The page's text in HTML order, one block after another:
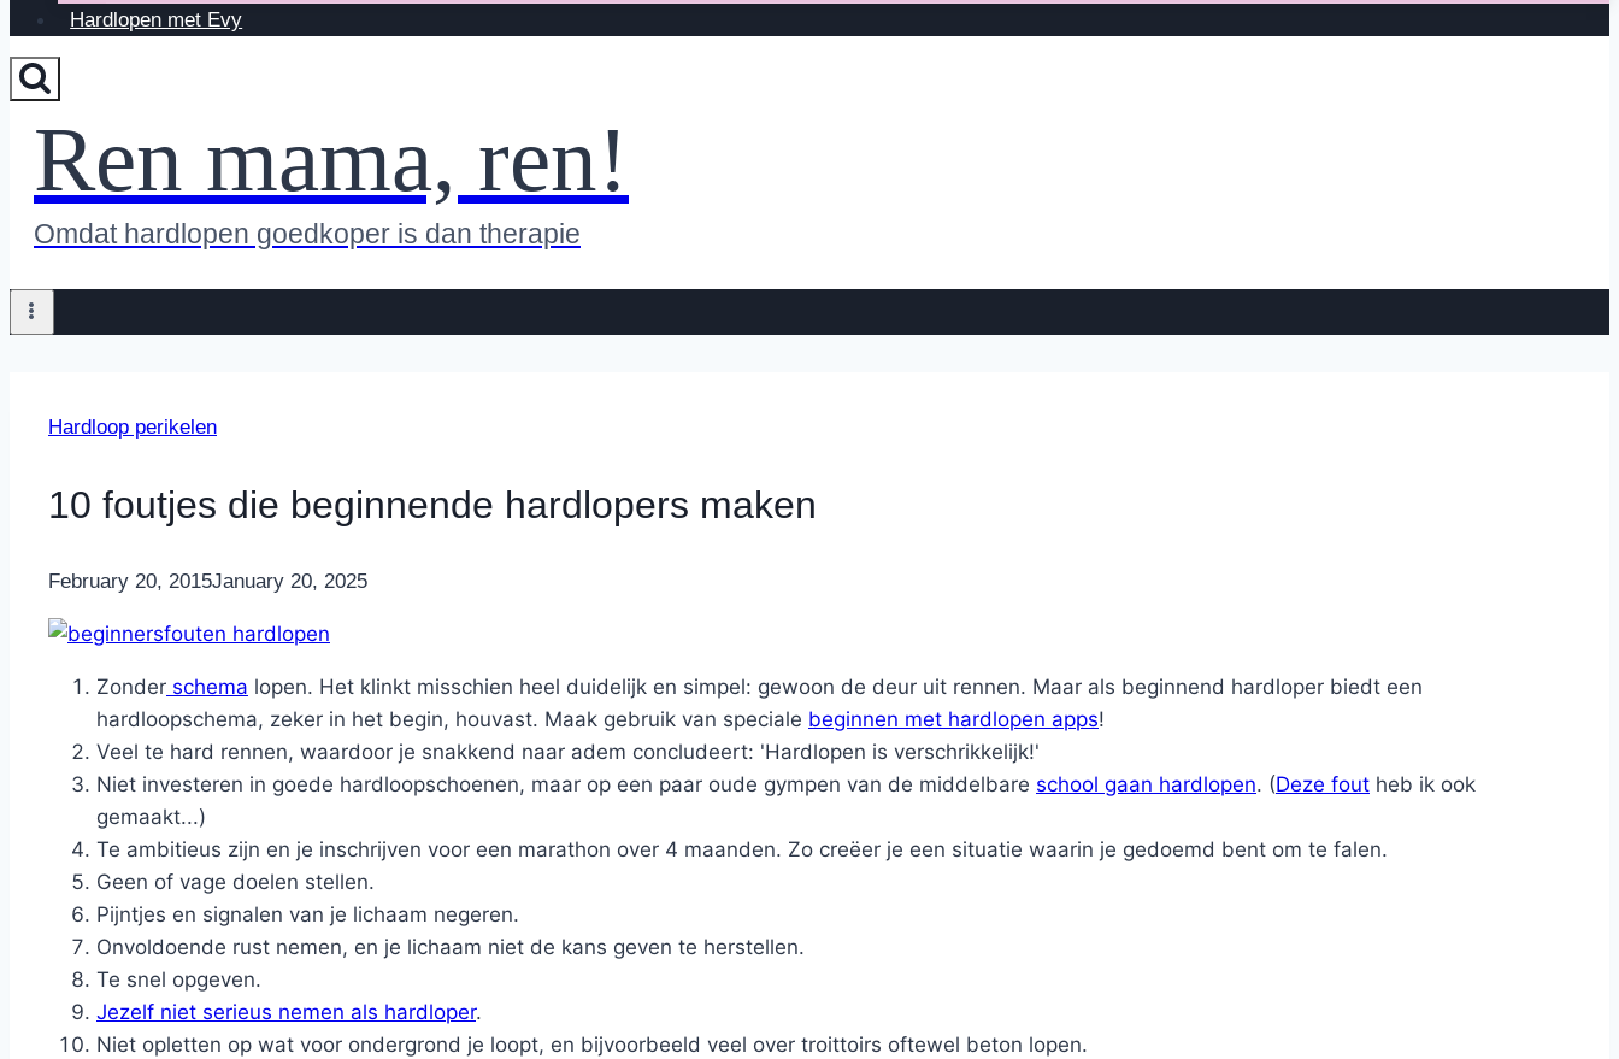
Hardlopen met Evy
Ren mama, ren!
Omdat hardlopen goedkoper is dan therapie
Hardloop perikelen
10 foutjes die beginnende hardlopers maken
ByNicole
February 20, 2015January 20, 2025
Zonder schema lopen. Het klinkt misschien heel duidelijk en simpel: gewoon de deur uit rennen. Maar als beginnend hardloper biedt een
hardloopschema, zeker in het begin, houvast. Maak gebruik van speciale beginnen met hardlopen apps!
Veel te hard rennen, waardoor je snakkend naar adem concludeert: 'Hardlopen is verschrikkelijk!'
Niet investeren in goede hardloopschoenen, maar op een paar oude gympen van de middelbare school gaan hardlopen. (Deze fout heb ik ook
gemaakt...)
Te ambitieus zijn en je inschrijven voor een marathon over 4 maanden. Zo creëer je een situatie waarin je gedoemd bent om te falen.
Geen of vage doelen stellen.
Pijntjes en signalen van je lichaam negeren.
Onvoldoende rust nemen, en je lichaam niet de kans geven te herstellen.
Te snel opgeven.
Jezelf niet serieus nemen als hardloper.
Niet opletten op wat voor ondergrond je loopt, en bijvoorbeeld veel over troittoirs oftewel beton lopen.